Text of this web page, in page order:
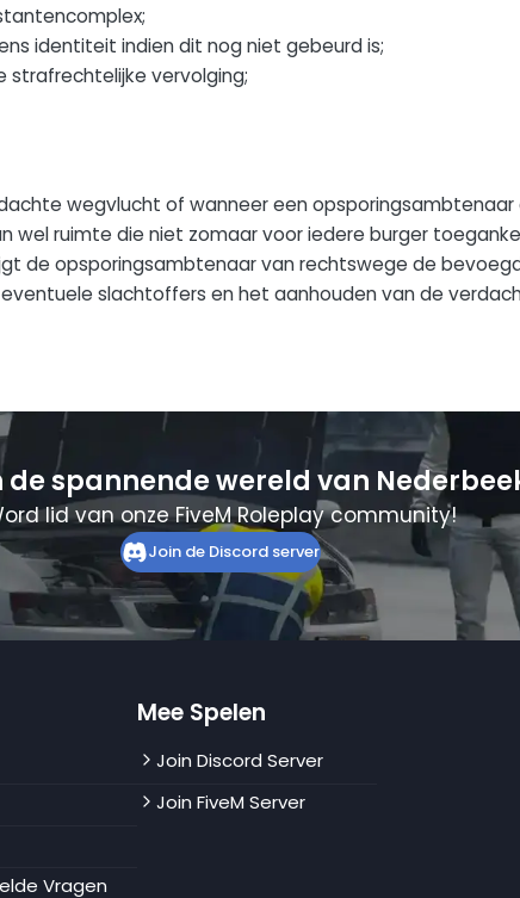
identiteit indien dit nog niet gebeurd is;
vervolging;
wegvlucht of wanneer een
wel ruimte die niet zomaar voor iedere burger
de opsporingsambtenaar van rechtswege de
slachtoffers en het aanhouden van de
de spannende wereld van
lid van onze FiveM Roleplay community!
Join de Discord server
Vragen
Mee Spelen
Join Discord Server
Join FiveM Server